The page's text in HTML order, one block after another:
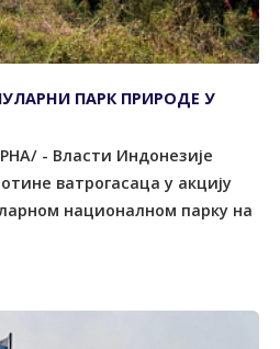
ПАРК ПРИРОДЕ У
- Власти Индонезије
ватрогасаца у акцију
националном парку на